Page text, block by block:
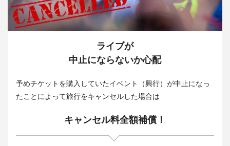
ライブが
中止にならないか心配
予めチケットを購入していたイベント（興行）が中止になっ
たことによって旅行をキャンセルした場合は
キャンセル料全額補償！